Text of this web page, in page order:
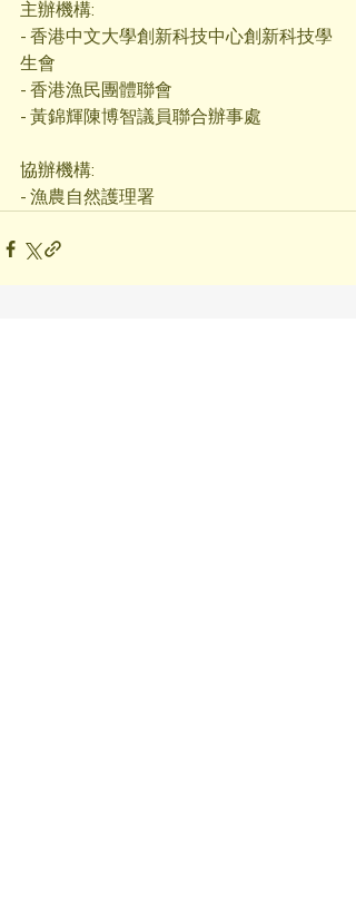
主辦機構:
- 香港中文大學創新科技中心創新科技學
生會
- 香港漁民團體聯會
- 黃錦輝陳博智議員聯合辦事處
協辦機構:
- 漁農自然護理署